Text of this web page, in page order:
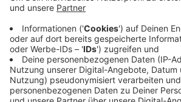
Kinder, die haben große Angst vor
Tests in der Schule. Sie haben
sein, weil sie Angst haben, in die
zu müssen. Auch weil sie wissen,
dieser Isolation von ihren Freunden
abgeschnitten sind, dass sie auch
schulischen Stoff zu verpassen.